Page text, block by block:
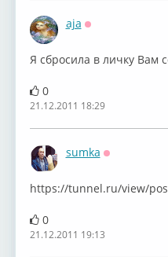
aja
Я сбросила в личку Вам
0
21.12.2011 18:29
sumka
https://tunnel.ru/view/
0
21.12.2011 19:13